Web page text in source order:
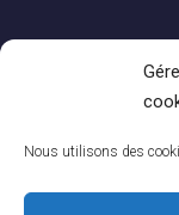
Nous utilisons des